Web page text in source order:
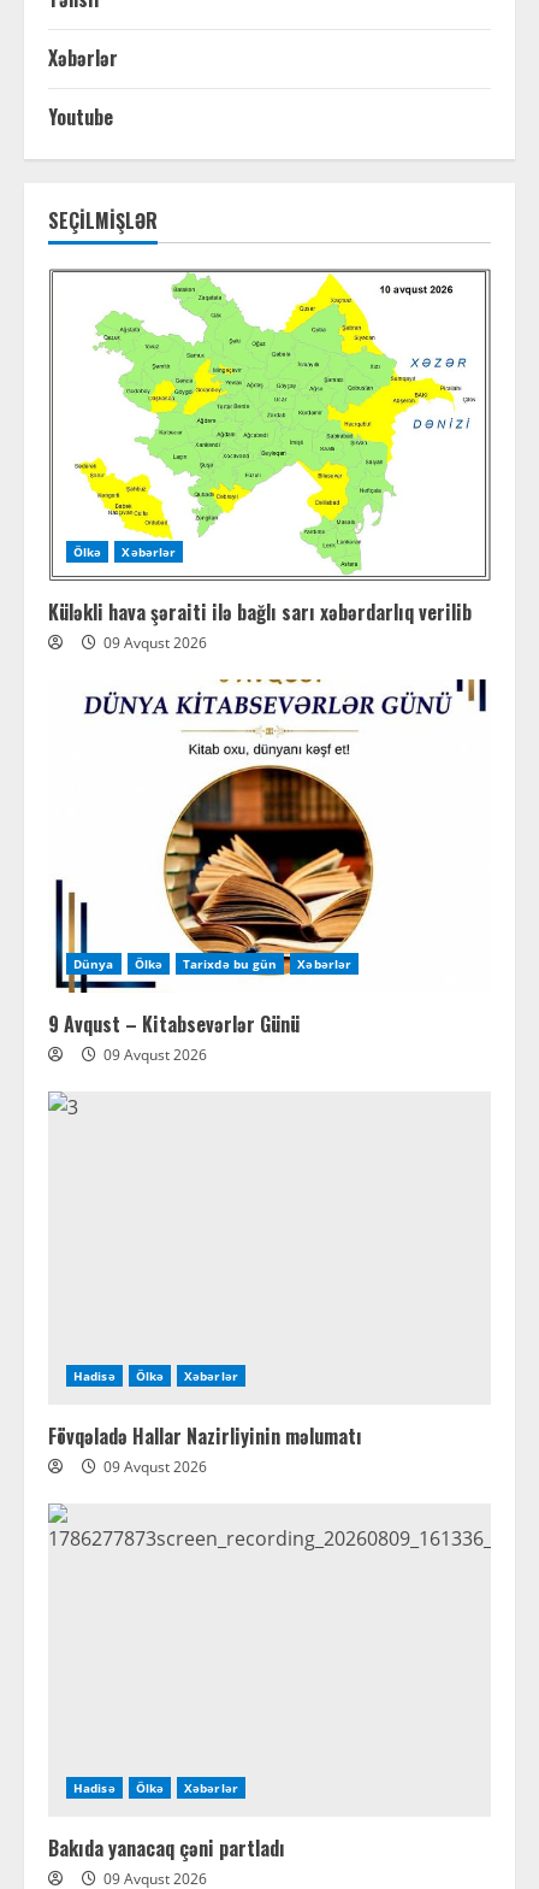
Xəbərlər
Youtube
SEÇİLMİŞLƏR
Ölkə Xəbərlər
Küləkli hava şəraiti ilə bağlı sarı xəbərdarlıq verilib
09 Avqust 2026
Dünya Ölkə Tarixdə bu gün Xəbərlər
9 Avqust – Kitabsevərlər Günü
09 Avqust 2026
Hadisə Ölkə Xəbərlər
Fövqəladə Hallar Nazirliyinin məlumatı
09 Avqust 2026
Hadisə Ölkə Xəbərlər
Bakıda yanacaq çəni partladı
09 Avqust 2026